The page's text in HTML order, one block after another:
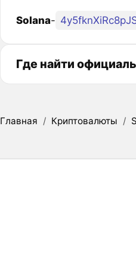
Solana-
Где найти
Главная / Криптовалюты /